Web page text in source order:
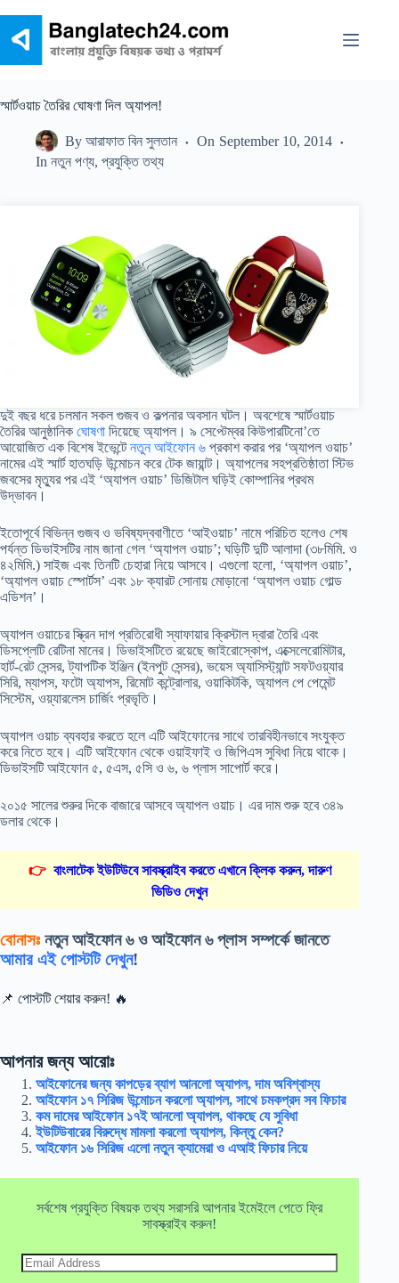
content
স্মার্টওয়াচ তৈরির ঘোষণা দিল অ্যাপল!
By আরাফাত বিন সুলতান On September 10, 2014
In নতুন পণ্য,প্রযুক্তি তথ্য
দুই বছর ধরে চলমান সকল গুজব ও কল্পনার অবসান ঘটল। অবশেষে স্মার্টওয়াচ
তৈরির আনুষ্ঠানিক ঘোষণা দিয়েছে অ্যাপল। ৯ সেপ্টেম্বর কিউপারটিনো’তে
আয়োজিত এক বিশেষ ইভেন্টেনতুন আইফোন ৬ প্রকাশ করার পর ‘অ্যাপল ওয়াচ’
নামের এই স্মার্ট হাতঘড়ি উন্মোচন করে টেক জায়ান্ট। অ্যাপলের সহপ্রতিষ্ঠাতা স্টিভ
জবসের মৃত্যুর পর এই ‘অ্যাপল ওয়াচ’ ডিজিটাল ঘড়িই কোম্পানির প্রথম
উদ্ভাবন।
ইতোপূর্বে বিভিন্ন গুজব ও ভবিষ্যদ্ববাণীতে ‘আইওয়াচ’ নামে পরিচিত হলেও শেষ
পর্যন্ত ডিভাইসটির নাম জানা গেল ‘অ্যাপল ওয়াচ’; ঘড়িটি দুটি আলাদা (৩৮মিমি. ও
৪২মিমি.) সাইজ এবং তিনটি চেহারা নিয়ে আসবে। এগুলো হলো, ‘অ্যাপল ওয়াচ’,
‘অ্যাপল ওয়াচ স্পোর্টস’ এবং ১৮ ক্যারট সোনায় মোড়ানো ‘অ্যাপল ওয়াচ গোল্ড
এডিশন’।
অ্যাপল ওয়াচের স্ক্রিন দাগ প্রতিরোধী স্যাফায়ার ক্রিস্টাল দ্বারা তৈরি এবং
ডিসপ্লেটি রেটিনা মানের। ডিভাইসটিতে রয়েছে জাইরোস্কোপ, এক্সেলেরোমিটার,
হার্ট-রেট সেন্সর, ট্যাপটিক ইঞ্জিন (ইনপুট সেন্সর), ভয়েস অ্যাসিস্ট্যান্ট সফটওয়্যার
সিরি, ম্যাপস, ফটো অ্যাপস, রিমোট কন্ট্রোলার, ওয়াকিটকি, অ্যাপল পে পেমেন্ট
সিস্টেম, ওয়্যারলেস চার্জিং প্রভৃতি।
অ্যাপল ওয়াচ ব্যবহার করতে হলে এটি আইফোনের সাথে তারবিহীনভাবে সংযুক্ত
করে নিতে হবে। এটি আইফোন থেকে ওয়াইফাই ও জিপিএস সুবিধা নিয়ে থাকে।
ডিভাইসটি আইফোন ৫, ৫এস, ৫সি ও ৬, ৬ প্লাস সাপোর্ট করে।
২০১৫ সালের শুরুর দিকে বাজারে আসবে অ্যাপল ওয়াচ। এর দাম শুরু হবে ৩৪৯
ডলার থেকে।
👉 বাংলাটেক ইউটিউবে সাবস্ক্রাইব করতে এখানে ক্লিক করুন, দারুণ
ভিডিও দেখুন
বোনাসঃ নতুন আইফোন ৬ ও আইফোন ৬ প্লাস সম্পর্কে জানতে
আমার এই পোস্টটি দেখুন!
📌 পোস্টটি শেয়ার করুন! 🔥
আপনার জন্য আরোঃ
আইফোনের জন্য কাপড়ের ব্যাগ আনলো অ্যাপল, দাম অবিশ্বাস্য
আইফোন ১৭ সিরিজ উন্মোচন করলো অ্যাপল, সাথে চমকপ্রদ সব ফিচার
কম দামের আইফোন ১৭ই আনলো অ্যাপল, থাকছে যে সুবিধা
ইউটিউবারের বিরুদ্ধে মামলা করলো অ্যাপল, কিন্তু কেন?
আইফোন ১৬ সিরিজ এলো নতুন ক্যামেরা ও এআই ফিচার নিয়ে
সর্বশেষ প্রযুক্তি বিষয়ক তথ্য সরাসরি আপনার ইমেইলে পেতে ফ্রি
সাবস্ক্রাইব করুন!
Email
Address